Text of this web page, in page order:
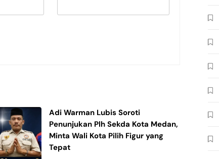
Adi Warman Lubis Soroti
Penunjukan Plh Sekda Kota Medan,
Minta Wali Kota Pilih Figur yang
Tepat